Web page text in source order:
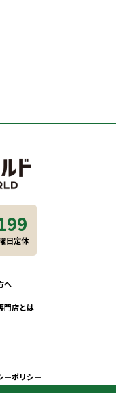
日定休
へ
門店とは
ーポリシー